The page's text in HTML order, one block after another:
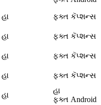
હા
ફક્ત કૅપ્શન્સ
હા
ફક્ત કૅપ્શન્સ
હા
ફક્ત કૅપ્શન્સ
હા
ફક્ત કૅપ્શન્સ
હા
હા
ફક્ત Android